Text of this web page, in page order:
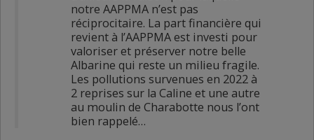
notre AAPPMA n’est pas
réciprocitaire. La part financière qui
revient à l’AAPPMA est investi pour
valoriser et préserver notre belle
Albarine qui reste un milieu fragile.
Les pollutions survenues en 2022 à
2 reprises sur la Caline et une autre
au moulin de Charabotte nous l’ont
bien rappelé…